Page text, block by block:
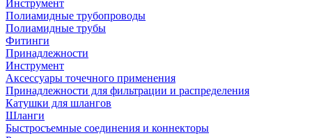
Инструмент
Полиамидные трубопроводы
Полиамидные трубы
Фитинги
Принадлежности
Инструмент
Аксессуары точечного применения
Принадлежности для фильтрации и распределения
Катушки для шлангов
Шланги
Быстросъемные соединения и коннекторы